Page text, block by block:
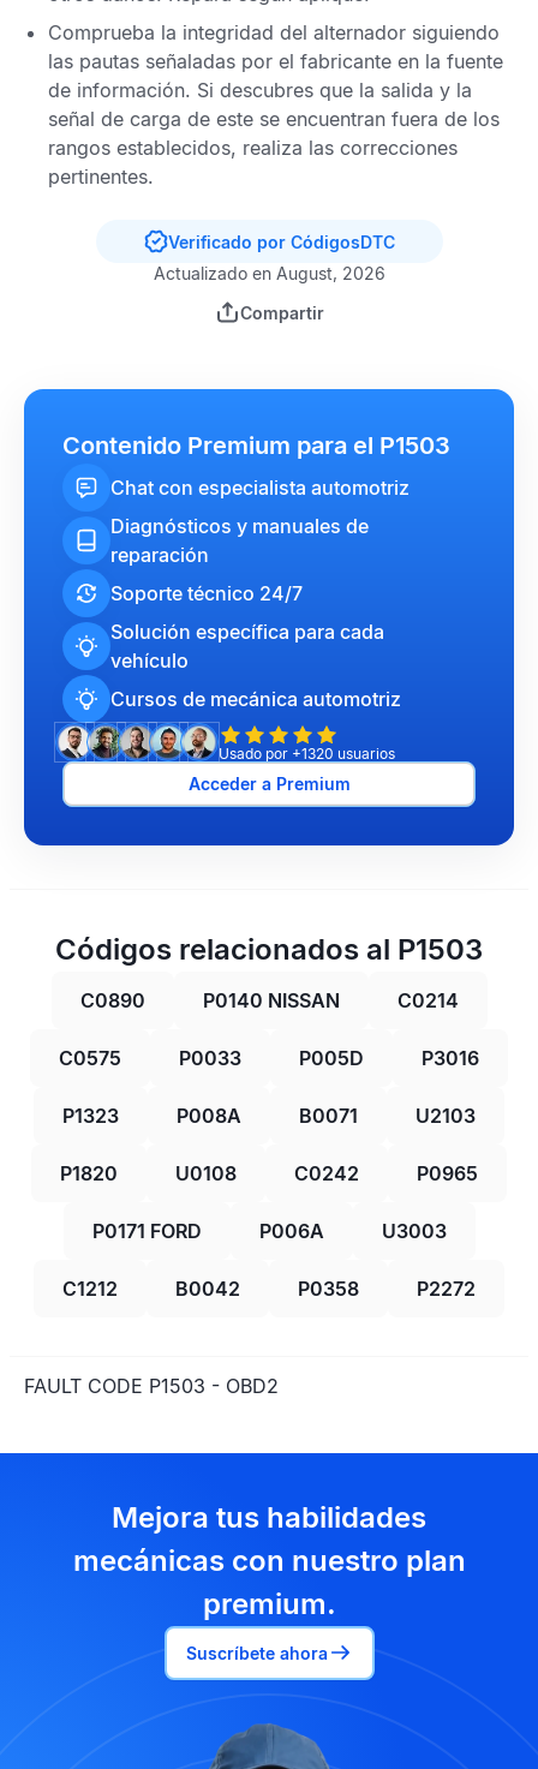
Comprueba la integridad del alternador siguiendo
las pautas señaladas por el fabricante en la fuente
de información. Si descubres que la salida y la
señal de carga de este se encuentran fuera de los
rangos establecidos, realiza las correcciones
pertinentes.
Verificado por CódigosDTC
Actualizado en August, 2026
Compartir
Contenido Premium para el P1503
Chat con especialista automotriz
Diagnósticos y manuales de
reparación
Soporte técnico 24/7
Solución específica para cada
vehículo
Cursos de mecánica automotriz
Usado por +1320 usuarios
Acceder a Premium
Códigos relacionados al P1503
C0890 P0140 NISSAN C0214
C0575 P0033 P005D P3016
P1323 P008A B0071 U2103
P1820 U0108 C0242 P0965
P0171 FORD P006A U3003
C1212 B0042 P0358 P2272
FAULT CODE P1503 - OBD2
Mejora tus habilidades
mecánicas con nuestro plan
premium.
Suscríbete ahora